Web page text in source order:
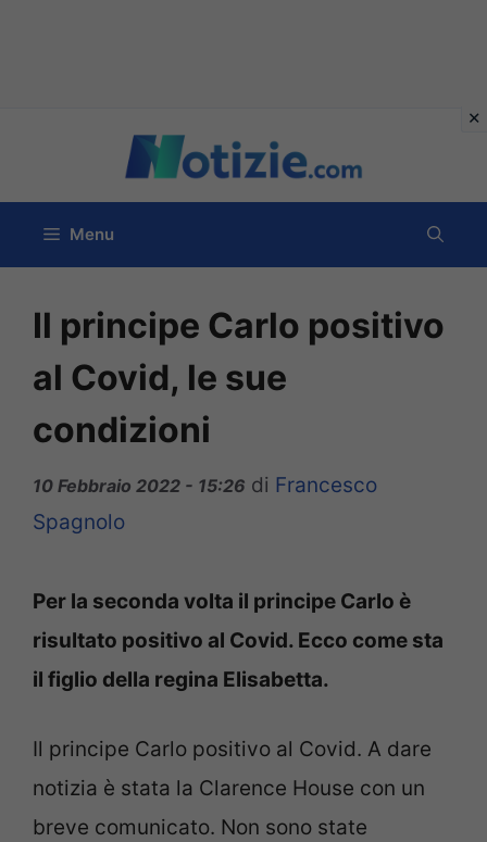
contenuto
Menu
Il principe Carlo positivo
al Covid, le sue
condizioni
10 Febbraio 2022 - 15:26 di Francesco
Spagnolo
Per la seconda volta il principe Carlo è
risultato positivo al Covid. Ecco come sta
il figlio della regina Elisabetta.
Il principe Carlo positivo al Covid. A dare
notizia è stata la Clarence House con un
breve comunicato. Non sono state